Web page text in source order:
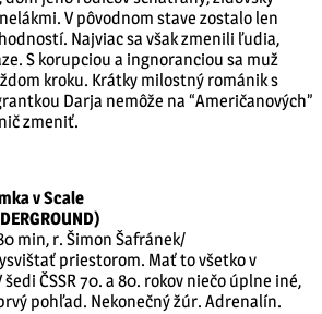
V pôvodnom stave zostalo len
Najviac sa však zmenili ľudia,
S korupciou a ingnoranciou sa muž
kroku. Krátky milostný románik s
Darja nemôže na “Američanových”
zmeniť.
v Scale
min, r. Šimon Šafránek/
priestorom. Mať to všetko v
ČSSR 70. a 80. rokov niečo úplne iné,
pohľad. Nekonečný žúr. Adrenalín.